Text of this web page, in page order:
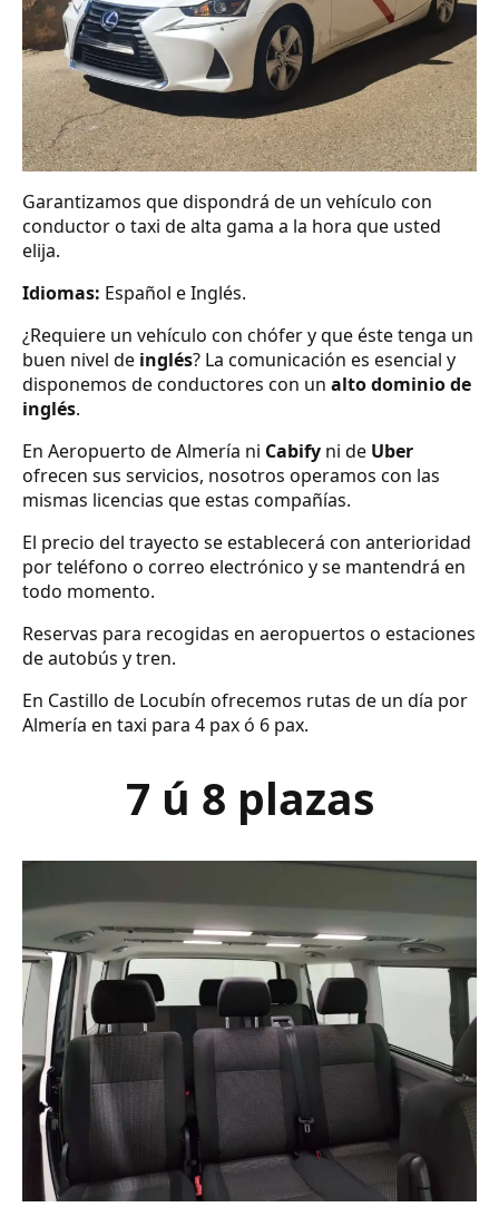
Garantizamos que dispondrá de un vehículo con
conductor o taxi de alta gama a la hora que usted
elija.
Idiomas: Español e Inglés.
¿Requiere un vehículo con chófer y que éste tenga un
buen nivel de inglés? La comunicación es esencial y
disponemos de conductores con un alto dominio de
inglés.
En Aeropuerto de Almería ni Cabify ni de Uber
ofrecen sus servicios, nosotros operamos con las
mismas licencias que estas compañías.
El precio del trayecto se establecerá con anterioridad
por teléfono o correo electrónico y se mantendrá en
todo momento.
Reservas para recogidas en aeropuertos o estaciones
de autobús y tren.
En Castillo de Locubín ofrecemos rutas de un día por
Almería en taxi para 4 pax ó 6 pax.
7 ú 8 plazas